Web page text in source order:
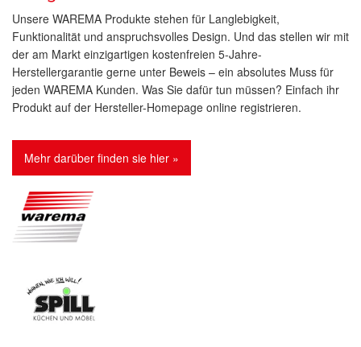
Unsere WAREMA Produkte stehen für Langlebigkeit,
Funktionalität und anspruchsvolles Design. Und das stellen wir mit
der am Markt einzigartigen kostenfreien 5-Jahre-
Herstellergarantie gerne unter Beweis – ein absolutes Muss für
jeden WAREMA Kunden. Was Sie dafür tun müssen? Einfach ihr
Produkt auf der Hersteller-Homepage online registrieren.
Mehr darüber finden sie hier »